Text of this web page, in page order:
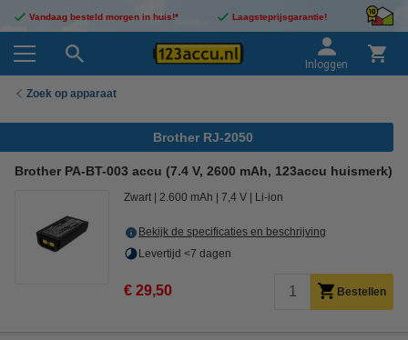
Vandaag besteld morgen in huis!* Laagsteprijsgarantie!
Inloggen
Zoek op apparaat
Brother RJ-2050
Brother PA-BT-003 accu (7.4 V, 2600 mAh, 123accu huismerk)
Zwart 2.600 mAh 7,4 V Li-ion
Bekijk de specificaties en beschrijving
Levertijd <7 dagen
€ 29,50 Bestellen